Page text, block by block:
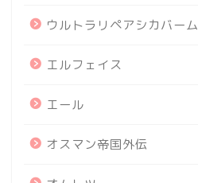
ウルトラリペアシカバーム
エルフェイス
エール
オスマン帝国外伝